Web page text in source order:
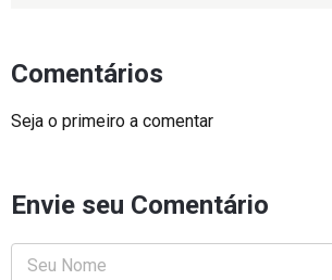
Comentários
Seja o primeiro a comentar
Envie seu Comentário